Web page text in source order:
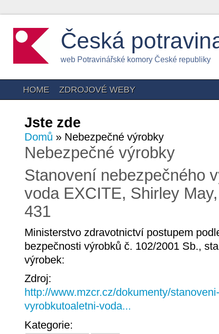
Česká
web Potravinářské komory České republiky
HOME ZDROJOVÉ WEBY
Jste zde
Domů » Nebezpečné výrobky
Nebezpečné výrobky
Stanovení nebezpečného
voda EXCITE, Shirley
431
Ministerstvo zdravotnictví postupem
bezpečnosti výrobků č. 102/2001 Sb.,
výrobek:
Zdroj:
http://www.mzcr.cz/dokumenty/
vyrobkutoaletni-voda...
Kategorie: